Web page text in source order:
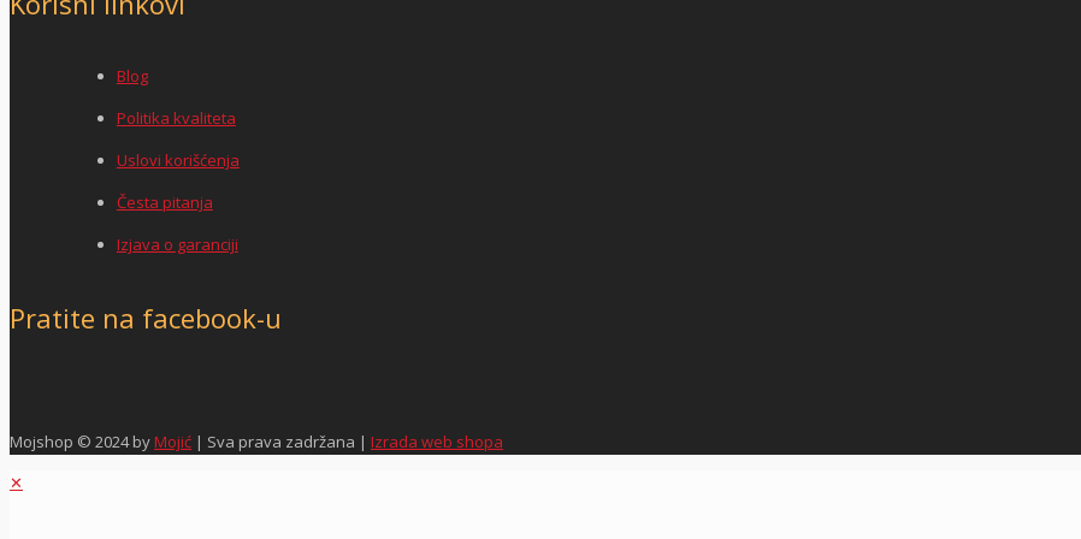
Blog
Politika kvaliteta
Uslovi korišćenja
Česta pitanja
Izjava o garanciji
Pratite na facebook-u
Mojshop © 2024 byMojić | Sva prava zadržana | Izrada web shopa
✕